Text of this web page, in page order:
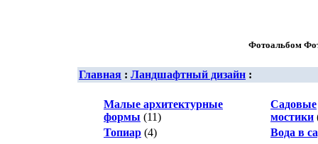
Фотоальбом
Главная : Ландшафтный дизайн :
Малые архитектурные
формы (11)
Садовые
мостики
Топиар (4) Вода в